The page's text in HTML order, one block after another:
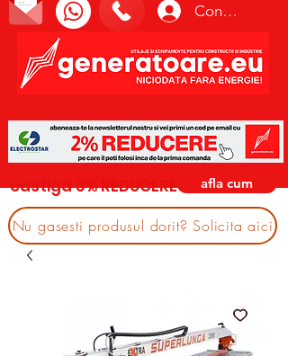
Conectează-te
castiga 3% REDUCERE afla cum
Nu gasesti produsul dorit? Solicita aici